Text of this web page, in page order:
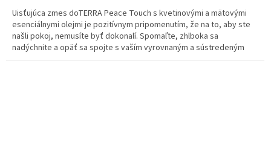
Uisťujúca zmes doTERRA Peace Touch s kvetinovými a mätovými
esenciálnymi olejmi je pozitívnym pripomenutím, že na to, aby ste
našli pokoj, nemusíte byť dokonalí. Spomaľte, zhlboka sa
nadýchnite a opäť sa spojte s vaším vyrovnaným a sústredeným
„ja“. Použite zmes doTERRA Peace Touch na podporu pocitov